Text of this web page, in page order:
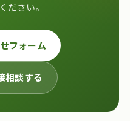
ださい。
フォーム
相談する